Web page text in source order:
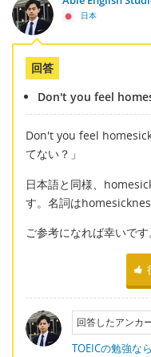
日本
回答
Don't you feel
Don't you feel
てない？」
日本語と同様、
す。名詞は
ご参考になれば幸いです
回答したアンカ
TOEICの勉強な